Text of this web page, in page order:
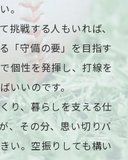
。
挑戦する人もいれば、
「守備の要」を目指す
個性を発揮し、打線を
いいのです。
り、暮らしを支える仕
、その分、思い切りバ
い。空振りしても構い